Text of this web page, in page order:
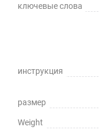
ключевые слова
инструкция
размер
Weight